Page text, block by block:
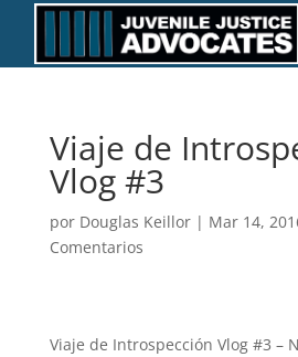
Viaje de
Vlog #3
por Douglas Keillor| Mar 14,
Comentarios
Viaje de Introspección Vlog #3 –